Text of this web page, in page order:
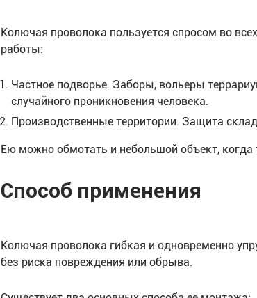
Колючая проволока пользуется спросом во
работы:
Частное подворье. Заборы, вольеры
случайного проникновения человека.
Производственные территории. Защита
Ею можно обмотать и небольшой объект,
Способ применения
Колючая проволока гибкая и одновременно
без риска повреждения или обрыва.